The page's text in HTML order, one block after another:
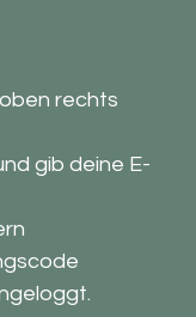
oben rechts
gib deine E-